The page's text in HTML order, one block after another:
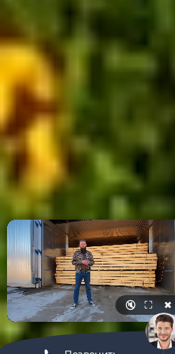
🔇 ⛶ ✖